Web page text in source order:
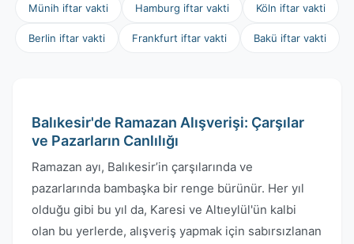
Münih iftar vakti Hamburg iftar vakti Köln iftar vakti
Berlin iftar vakti Frankfurt iftar vakti Bakü iftar vakti
Balıkesir'de Ramazan Alışverişi: Çarşılar
ve Pazarların Canlılığı
Ramazan ayı, Balıkesir’in çarşılarında ve
pazarlarında bambaşka bir renge bürünür. Her yıl
olduğu gibi bu yıl da, Karesi ve Altıeylül'ün kalbi
olan bu yerlerde, alışveriş yapmak için sabırsızlanan